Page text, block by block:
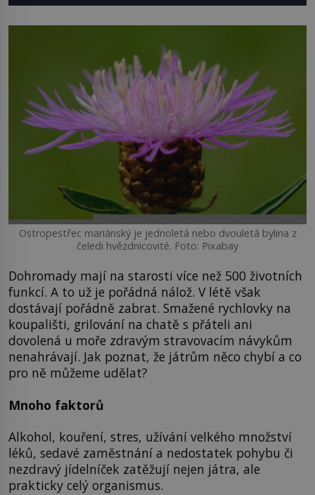
Ostropestřec mariánský je jednoletá nebo dvouletá bylina z
čeledi hvězdnicovité. Foto: Pixabay
Dohromady mají na starosti více než 500 životních
funkcí. A to už je pořádná nálož. V létě však
dostávají pořádně zabrat. Smažené rychlovky na
koupališti, grilování na chatě s přáteli ani
dovolená u moře zdravým stravovacím návykům
nenahrávají. Jak poznat, že játrům něco chybí a co
pro ně můžeme udělat?
Mnoho faktorů
Alkohol, kouření, stres, užívání velkého množství
léků, sedavé zaměstnání a nedostatek pohybu či
nezdravý jídelníček zatěžují nejen játra, ale
prakticky celý organismus.